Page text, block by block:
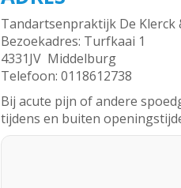
Tandartsenpraktijk De Klerck
Bezoekadres: Turfkaai 1
4331JV Middelburg
Telefoon: 0118612738
Bij acute pijn of andere
tijdens en buiten